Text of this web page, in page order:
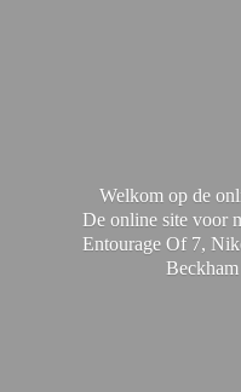
Welkom op de
De online site voor
Entourage Of 7,